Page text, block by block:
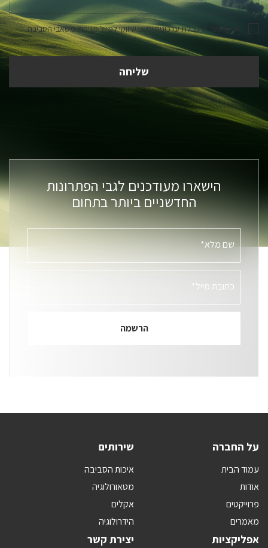
אני מאשר.ת קבלת עדכונים ותוכן שיווקי למייל מניהול משאבי הסביבה
הישארו מעודכנים לגבי הפתרונות
החדשניים ביותר בתחום
שם מלא*
כתובת מייל*
על החברה
עמוד הבית
אודות
פרוייקטים
מאמרים
שירותים
איכות הסביבה
מטאורולוגיה
אקלים
הידרולוגיה
אפליקציות יצירת קשר